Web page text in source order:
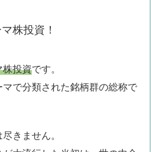
株投資！
株投資です。
で分類された銘柄群の総称で
きません。